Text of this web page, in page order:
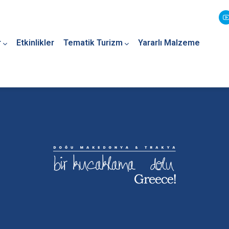
Etkinlikler Tematik Turizm Yararlı Malzeme